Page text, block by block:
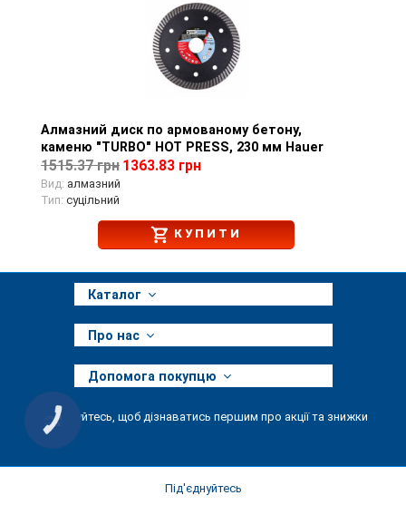
Перегляд товару
Алмазний диск по армованому бетону,
каменю "TURBO" HOT PRESS, 230 мм Hauer
1515.37 грн 1363.83 грн
Вид: алмазний
Тип: суцільний
КУПИТИ
Каталог
Про нас
Допомога покупцю
Підписуйтесь, щоб дізнаватись першим про акції та знижки
Під'єднуйтесь
КНОПКА
ЗВ'ЯЗКУ